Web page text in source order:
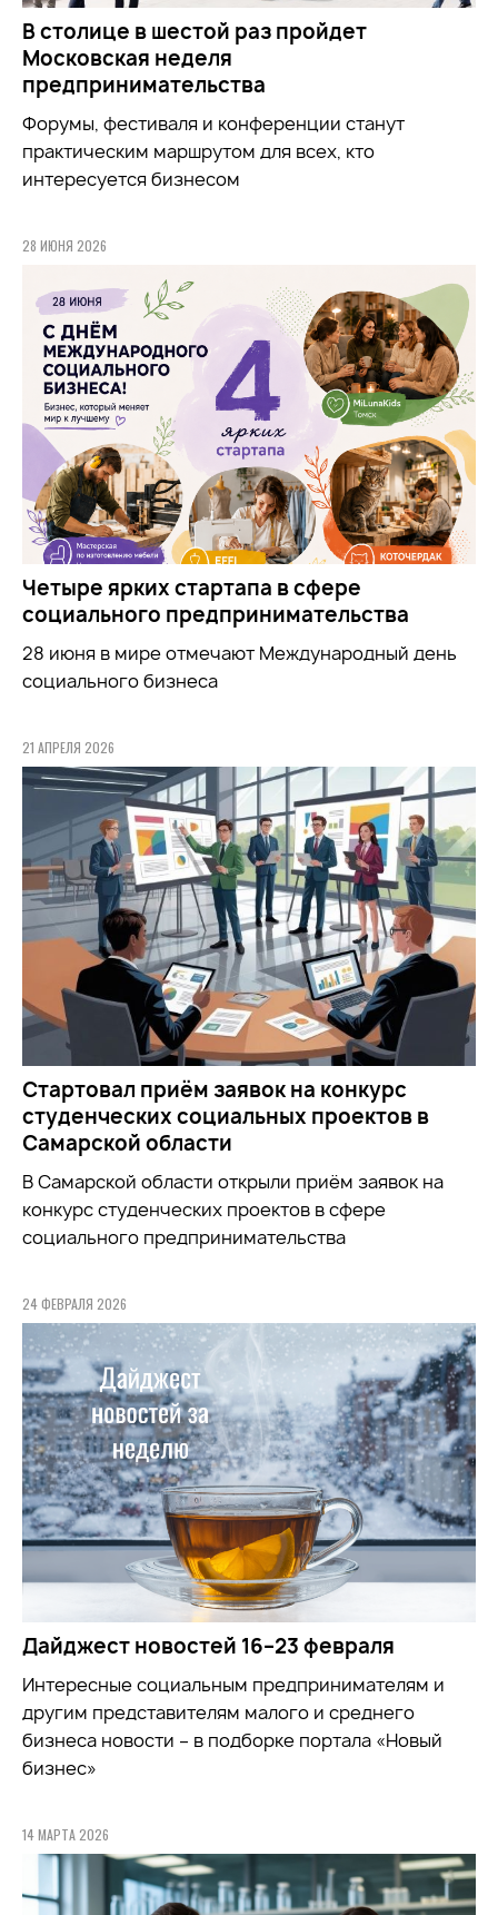
В столице в шестой раз пройдет
Московская неделя
предпринимательства
Форумы, фестиваля и конференции станут
практическим маршрутом для всех, кто
интересуется бизнесом
28 ИЮНЯ 2026
Четыре ярких стартапа в сфере
социального предпринимательства
28 июня в мире отмечают Международный день
социального бизнеса
21 АПРЕЛЯ 2026
Стартовал приём заявок на конкурс
студенческих социальных проектов в
Самарской области
В Самарской области открыли приём заявок на
конкурс студенческих проектов в сфере
социального предпринимательства
24 ФЕВРАЛЯ 2026
Дайджест новостей 16–23 февраля
Интересные социальным предпринимателям и
другим представителям малого и среднего
бизнеса новости – в подборке портала «Новый
бизнес»
14 МАРТА 2026